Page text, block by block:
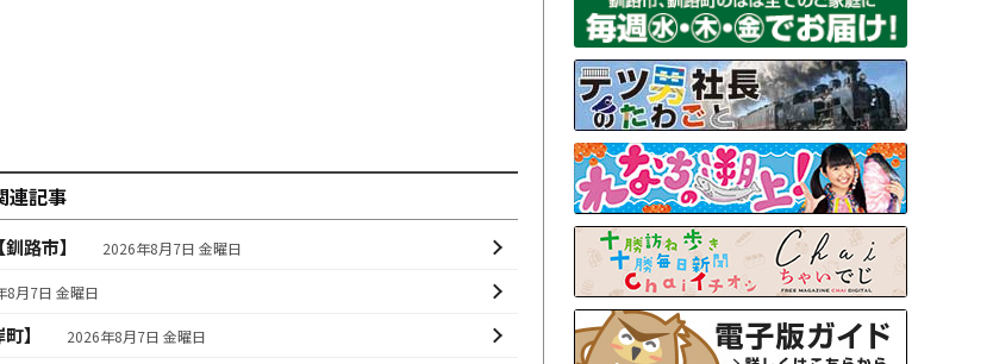
連記事
路市】 2026年8月7日 金曜日
8月7日 金曜日
】 2026年8月7日 金曜日